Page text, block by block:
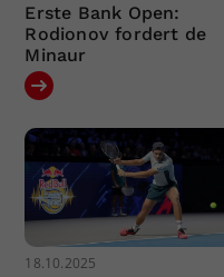
Erste Bank Open:
Rodionov fordert de
Minaur
18.10.2025